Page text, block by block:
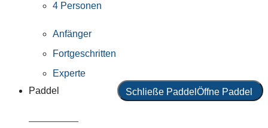
4 Personen
Anfänger
Fortgeschritten
Experte
Paddel
Schließe Paddel Öffne Paddel